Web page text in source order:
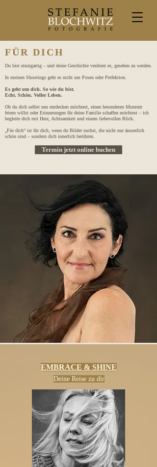
FÜR DICH
Du bist einzigartig – und deine Geschichte verdient es, gesehen zu werden.
In meinen Shootings geht es nicht um Posen oder Perfektion.
Es geht um dich. So wie du bist.
Echt. Schön. Voller Leben.
Ob du dich selbst neu entdecken möchtest, einen besonderen Moment
feiern willst oder Erinnerungen für deine Familie schaffen möchtest – ich
begleite dich mit Herz, Achtsamkeit und einem liebevollen Blick.
„Für dich“ ist für dich, wenn du Bilder suchst, die nicht nur äusserlich
schön sind – sondern dich innerlich berühren.
Termin jetzt online buchen
EMBRACE & SHINE
Deine Reise zu dir